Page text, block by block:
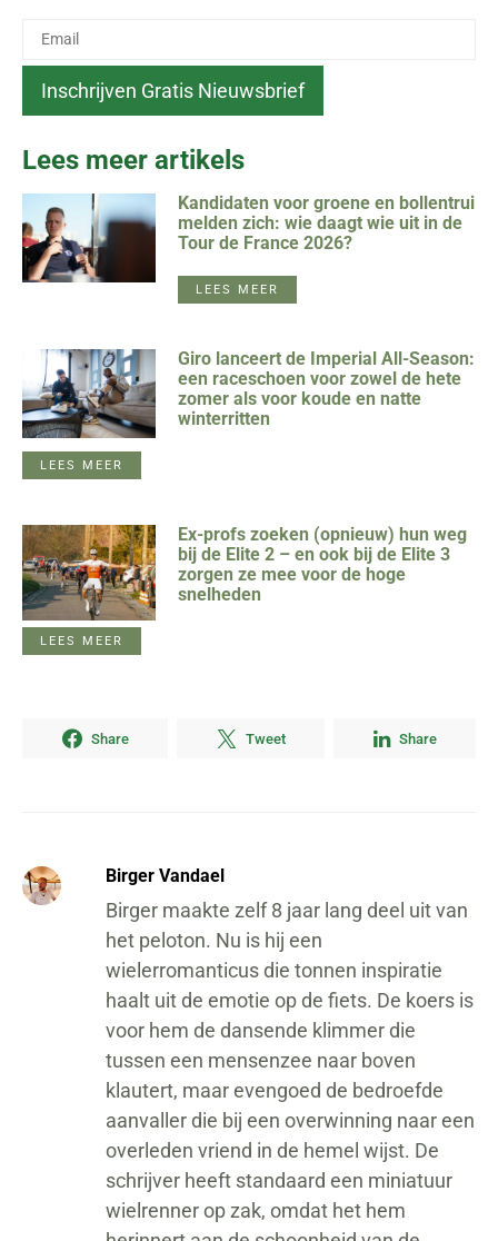
Lees meer artikels
Kandidaten voor groene en bollentrui
melden zich: wie daagt wie uit in de
Tour de France 2026?
LEES MEER
Giro lanceert de Imperial All-Season:
een raceschoen voor zowel de hete
zomer als voor koude en natte
winterritten
LEES MEER
Ex-profs zoeken (opnieuw) hun weg
bij de Elite 2 – en ook bij de Elite 3
zorgen ze mee voor de hoge
snelheden
LEES MEER
Share Tweet Share
Birger Vandael
Birger maakte zelf 8 jaar lang deel uit van
het peloton. Nu is hij een
wielerromanticus die tonnen inspiratie
haalt uit de emotie op de fiets. De koers is
voor hem de dansende klimmer die
tussen een mensenzee naar boven
klautert, maar evengoed de bedroefde
aanvaller die bij een overwinning naar een
overleden vriend in de hemel wijst. De
schrijver heeft standaard een miniatuur
wielrenner op zak, omdat het hem